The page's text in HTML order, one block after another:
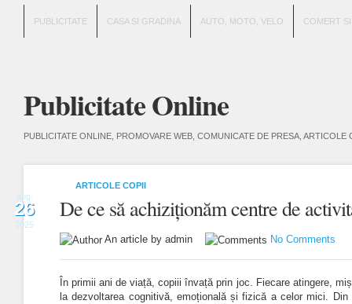
Publicitate Online
PUBLICITATE ONLINE, PROMOVARE WEB, COMUNICATE DE PRESA,
PUBLICITATE CASA SI GRADINA AUTO, MOTO, VELO COMERT
aug.
26
2025
ARTICOLE COPII
De ce să achiziționăm centre de
An article by admin No Comments
În primii ani de viață, copiii învață prin joc. Fiecare atingere,
la dezvoltarea cognitivă, emoțională și fizică a celor mici.